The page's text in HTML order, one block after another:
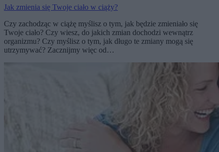
Jak zmienia się Twoje ciało w ciąży?
Czy zachodząc w ciążę myślisz o tym, jak będzie zmieniało się
Twoje ciało? Czy wiesz, do jakich zmian dochodzi wewnątrz
organizmu? Czy myślisz o tym, jak długo te zmiany mogą się
utrzymywać? Zacznijmy więc od…